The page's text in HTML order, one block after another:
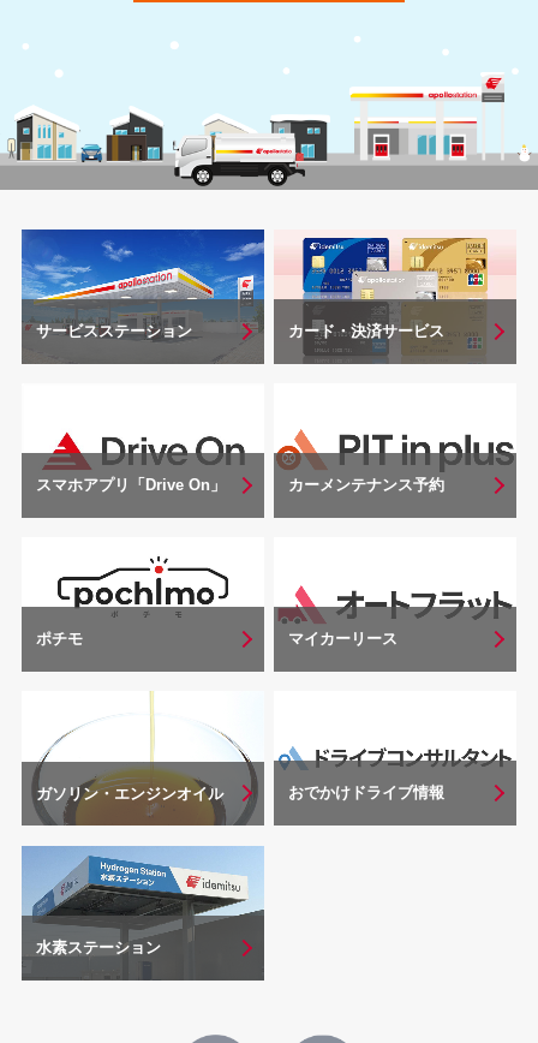
サービスステーション カード・決済サービス
スマホアプリ「Drive On」 カーメンテナンス予約
ポチモ マイカーリース
ガソリン・エンジンオイル おでかけドライブ情報
水素ステーション